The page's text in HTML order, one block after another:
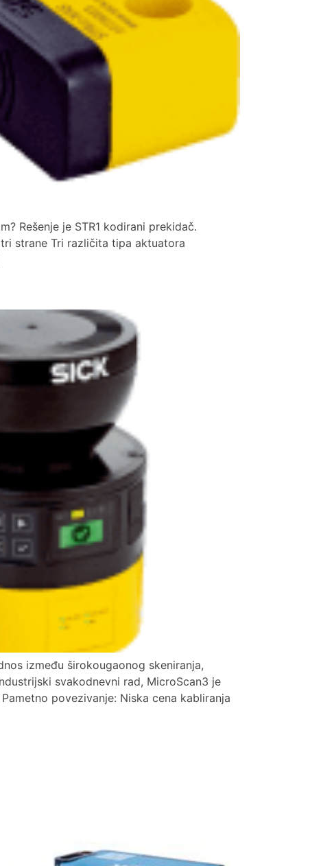
Rešenje je STR1 kodirani prekidač.
strane Tri različita tipa aktuatora
između širokougaonog skeniranja,
svakodnevni rad, MicroScan3 je
povezivanje: Niska cena kabliranja